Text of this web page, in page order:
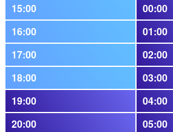
15:00
00:00
16:00
01:00
17:00
02:00
18:00
03:00
19:00
04:00
20:00
05:00